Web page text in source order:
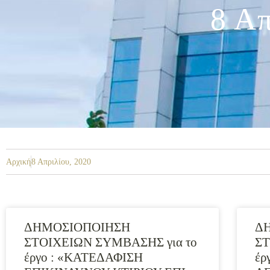
8
Αρχική8 Απριλίου, 2020
ΔΗΜΟΣΙΟΠΟΙΗΣΗ
ΣΤΟΙΧΕΙΩΝ ΣΥΜΒΑΣΗΣ για το
έργο : «ΚΑΤΕΔΑΦΙΣΗ